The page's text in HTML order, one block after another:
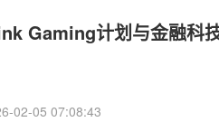
Gaming计划与金融科
02-05 07:08:43